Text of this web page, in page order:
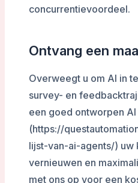
concurrentievoordeel.
Ontvang een
Overweegt u om AI in
survey- en
een goed ontworpen
(https://
lijst-van-ai-agents/) uw
vernieuwen en
met ons op voor een